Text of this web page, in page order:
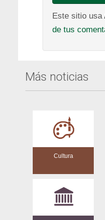
Este sitio usa
de tus
Más noticias
Cultura